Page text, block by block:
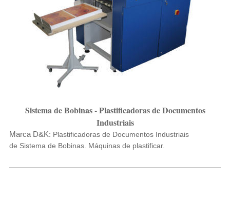
Sistema de Bobinas - Plastificadoras de Documentos
Industriais
Marca D&K: Plastificadoras de Documentos Industriais
de Sistema de Bobinas. Máquinas de plastificar.